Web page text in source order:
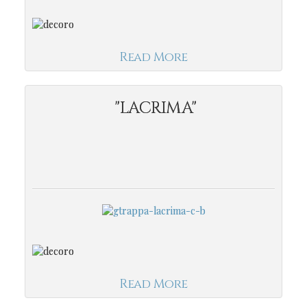
Read More
"LACRIMA"
Read More